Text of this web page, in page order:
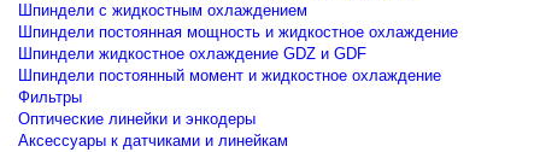
Шпиндели с жидкостным охлаждением
Шпиндели постоянная мощность и жидкостное охлаждение
Шпиндели жидкостное охлаждение GDZ и GDF
Шпиндели постоянный момент и жидкостное охлаждение
Фильтры
Оптические линейки и энкодеры
Аксессуары к датчиками и линейкам